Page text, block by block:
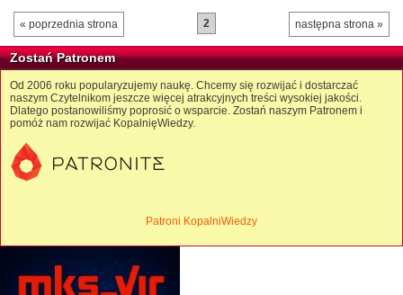
« poprzednia strona następna strona »
2
Zostań Patronem
Od 2006 roku popularyzujemy naukę. Chcemy się rozwijać i dostarczać
naszym Czytelnikom jeszcze więcej atrakcyjnych treści wysokiej jakości.
Dlatego postanowiliśmy poprosić o wsparcie. Zostań naszym Patronem i
pomóż nam rozwijać KopalnięWiedzy.
Patroni KopalniWiedzy